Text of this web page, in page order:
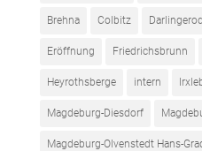
Brehna Colbitz
Eröffnung Friedrichsbrunn
Heyrothsberge intern
Magdeburg-Diesdorf
Magdeburg-Olvenstedt Hans-